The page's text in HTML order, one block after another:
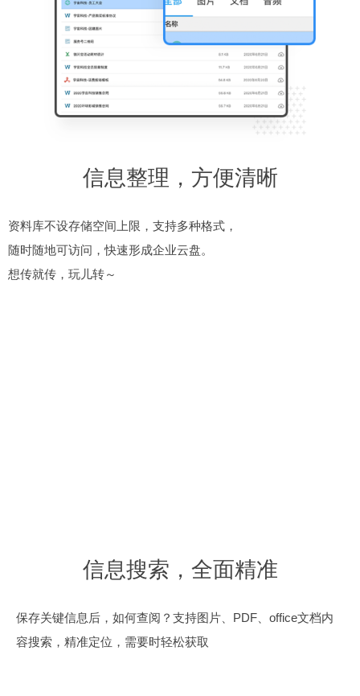
信息整理，方便清晰
资料库不设存储空间上限，支持多种格式，
随时随地可访问，快速形成企业云盘。
想传就传，玩儿转～
信息搜索，全面精准
保存关键信息后，如何查阅？支持图片、PDF、office文档内
容搜索，精准定位，需要时轻松获取
团队内信息，灵活共享
共享、发布、工作群聊、批量共享机制满足团队一对多、多对
一、多对多的信息同步需求
内容搜索，精准定位，需要时轻松获取
关键字搜索全面覆盖
支持图片、PDF、office文档内容搜索，精准定位，各类格式一网
打尽，右上角搜索功能满足你的需求
一键快速汇报
工作成果一键共享，支持思维导图形式，
简洁清晰，有条不紊
团队模板灵活定制
可根据团队需求，自由定制模板，无代码，轻操作，满足团队个
性化需求
对一，多对对的信息同步需求
离职文件永久保留
不再担心文件随员工离职而凭空消失，一键分配给新员工，离职
交接更轻松，团队信息全程无损，一切变得有迹可循
集中控制文件复制、下载、导出等操作